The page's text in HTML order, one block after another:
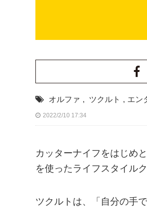
オルファ , ツクルト , エン
2022/2/10 17:34
カッターナイフをはじめ
を使ったライフスタイル
ツクルトは、「自分の手